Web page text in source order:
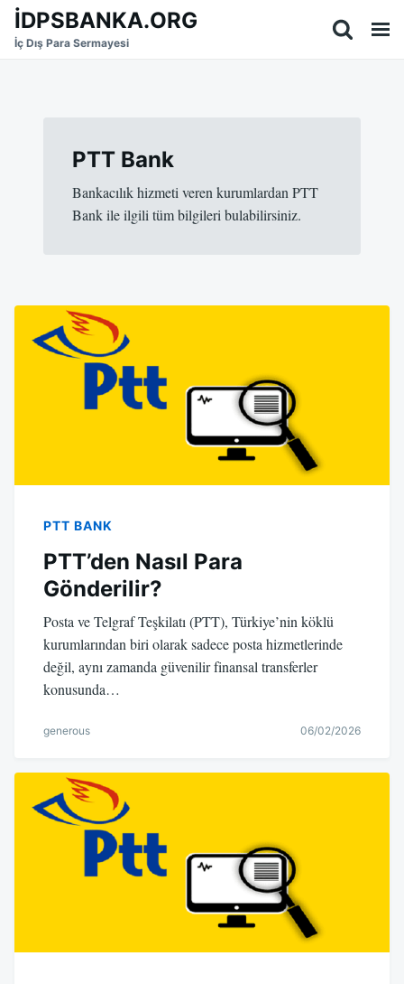
SkipSearch
for:
İDPSBANKA.ORG
İç Dış Para Sermayesi
PTT Bank
Bankacılık hizmeti veren kurumlardan PTT
Bank ile ilgili tüm bilgileri bulabilirsiniz.
PTT BANK
PTT’den Nasıl Para
Gönderilir?
Posta ve Telgraf Teşkilatı (PTT), Türkiye’nin köklü
kurumlarından biri olarak sadece posta hizmetlerinde
değil, aynı zamanda güvenilir finansal transferler
konusunda…
generous 06/02/2026